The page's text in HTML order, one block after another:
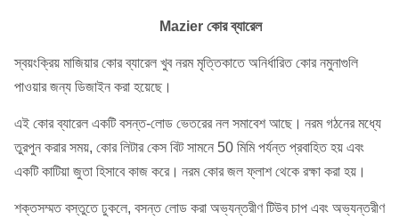
Mazier কোর ব্যারেল
স্বয়ংক্রিয় মাজিয়ার কোর ব্যারেল খুব নরম মৃত্তিকাতে অনির্ধারিত কোর নমুনাগুলি
পাওয়ার জন্য ডিজাইন করা হয়েছে।
এই কোর ব্যারেল একটি বসন্ত-লোড ভেতরের নল সমাবেশ আছে। নরম গঠনের মধ্যে
তুরপুন করার সময়, কোর লিটার কেস বিট সামনে 50 মিমি পর্যন্ত প্রবাহিত হয় এবং
একটি কাটিয়া জুতা হিসাবে কাজ করে। নরম কোর জল ফ্লাশ থেকে রক্ষা করা হয়।
শক্তসম্মত বস্তুতে ঢুকলে, বসন্ত লোড করা অভ্যন্তরীণ টিউব চাপ এবং অভ্যন্তরীণ